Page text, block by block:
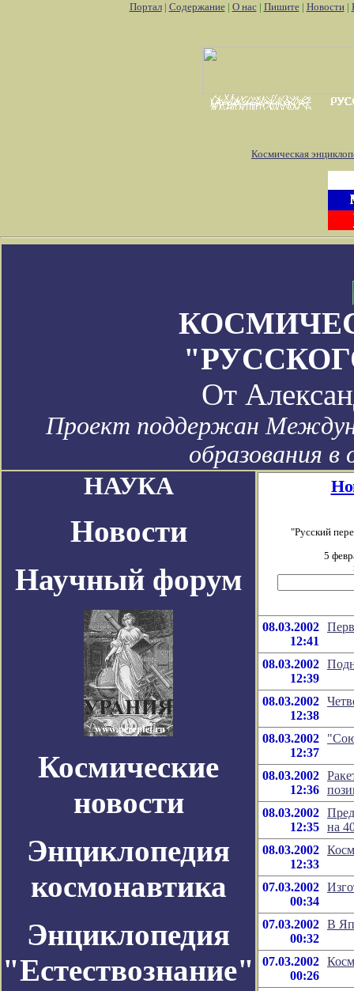
Портал| Содержание| О нас| Пишите| Новости|
Космическая
От
Проект поддержан
образования
НАУКА
Новости
Научный форум
Космические
новости
Энциклопедия
космонавтика
Энциклопедия
"Естествознание"
"Русский
5
08.03.2002
12:41
08.03.2002
12:39
08.03.2002
12:38
08.03.2002
12:37
08.03.2002
12:36
08.03.2002
12:35 на
08.03.2002
12:33
07.03.2002
00:34
07.03.2002
00:32
В
07.03.2002
00:26